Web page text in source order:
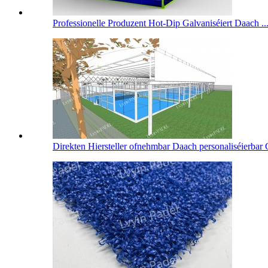
Professionelle Produzent Hot-Dip Galvaniséiert Daach ...
Direkten Hiersteller ofnehmbar Daach personaliséierbar